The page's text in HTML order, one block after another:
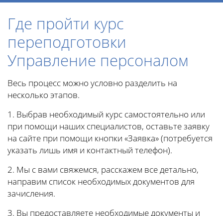
Где пройти курс
переподготовки
Управление персоналом
Весь процесс можно условно разделить на
несколько этапов.
1. Выбрав необходимый курс самостоятельно или
при помощи наших специалистов, оставьте заявку
на сайте при помощи кнопки «Заявка» (потребуется
указать лишь имя и контактный телефон).
2. Мы с вами свяжемся, расскажем все детально,
направим список необходимых документов для
зачисления.
3. Вы предоставляете необходимые документы и